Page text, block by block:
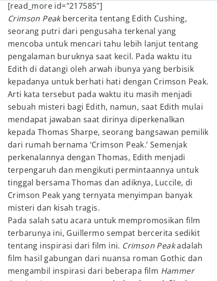
[read_more id="217585"]
Crimson Peakbercerita tentang Edith Cushing,
seorang putri dari pengusaha terkenal yang
mencoba untuk mencari tahu lebih lanjut tentang
pengalaman buruknya saat kecil. Pada waktu itu
Edith di datangi oleh arwah ibunya yang berbisik
kepadanya untuk berhati hati dengan Crimson Peak.
Arti kata tersebut pada waktu itu masih menjadi
sebuah misteri bagi Edith, namun, saat Edith mulai
mendapat jawaban saat dirinya diperkenalkan
kepada Thomas Sharpe, seorang bangsawan pemilik
dari rumah bernama ‘Crimson Peak.’ Semenjak
perkenalannya dengan Thomas, Edith menjadi
terpengaruh dan mengikuti permintaannya untuk
tinggal bersama Thomas dan adiknya, Luccile, di
Crimson Peak yang ternyata menyimpan banyak
misteri dan kisah tragis.
Pada salah satu acara untuk mempromosikan film
terbarunya ini, Guillermo sempat bercerita sedikit
tentang inspirasi dari film ini. Crimson Peakadalah
film hasil gabungan dari nuansa roman Gothic dan
mengambil inspirasi dari beberapa film Hammer